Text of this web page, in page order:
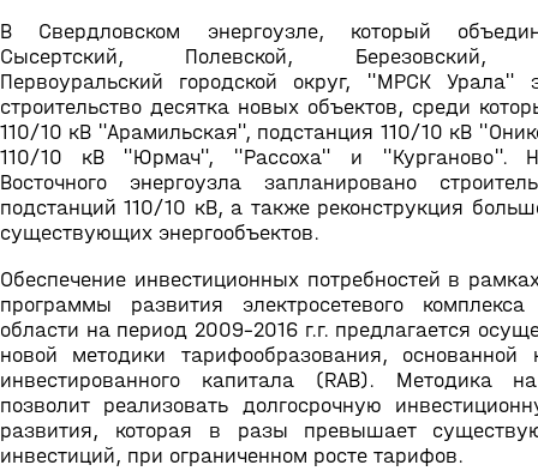
В Свердловском энергоузле, который
Сысертский, Полевской, Березовский,
Первоуральский городской округ, "МРСК Урала"
строительство десятка новых объектов, среди
110/10 кВ "Арамильская", подстанция 110/10 кВ
110/10 кВ "Юрмач", "Рассоха" и "Курганово".
Восточного энергоузла запланировано
подстанций 110/10 кВ, а также реконструкция
существующих энергообъектов.
Обеспечение инвестиционных потребностей в
программы развития электросетевого комплекса
области на период 2009-2016 г.г. предлагается
новой методики тарифообразования, основанной
инвестированного капитала (RAB). Методика
позволит реализовать долгосрочную
развития, которая в разы превышает
инвестиций, при ограниченном росте тарифов.